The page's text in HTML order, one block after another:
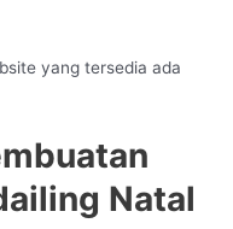
yang tersedia ada
Natal